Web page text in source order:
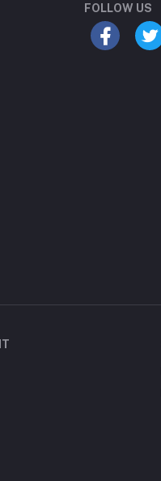
FOLLOW US